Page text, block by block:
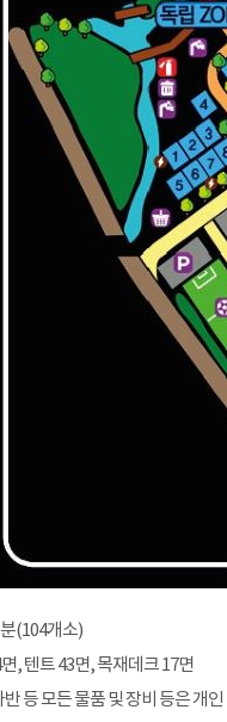
(104개소)
, 텐트 43면, 목재데크 17면
등 모든 물품 및 장비 등은 개